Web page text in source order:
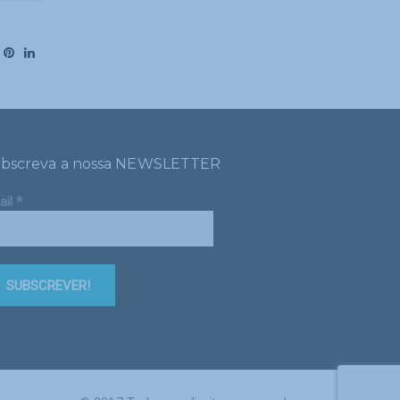
a nossa NEWSLETTER
*